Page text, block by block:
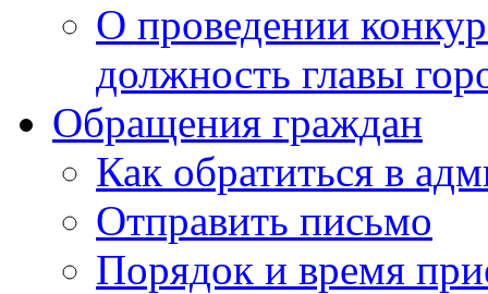
О проведении
должность главы
Обращения граждан
Как обратиться в
Отправить письмо
Порядок и время